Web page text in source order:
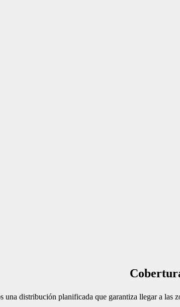
una distribución planificada que garantiza llegar a